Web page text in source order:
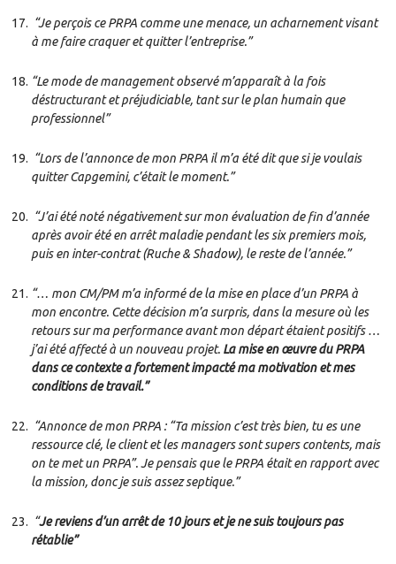
“Je perçois ce PRPA comme une menace, un acharnement visant
à me faire craquer et quitter l’entreprise.”
“Le mode de management observé m’apparaît à la fois
déstructurant et préjudiciable, tant sur le plan humain que
professionnel”
“Lors de l’annonce de mon PRPA il m’a été dit que si je voulais
quitter Capgemini, c’était le moment.”
“J’ai été noté négativement sur mon évaluation de fin d’année
après avoir été en arrêt maladie pendant les six premiers mois,
puis en inter-contrat (Ruche & Shadow), le reste de l’année.”
“… mon CM/PM m’a informé de la mise en place d’un PRPA à
mon encontre. Cette décision m’a surpris, dans la mesure où les
retours sur ma performance avant mon départ étaient positifs …
j’ai été affecté à un nouveau projet. La mise en œuvre du PRPA
dans ce contexte a fortement impacté ma motivation et mes
conditions de travail.”
“Annonce de mon PRPA : “Ta mission c’est très bien, tu es une
ressource clé, le client et les managers sont supers contents, mais
on te met un PRPA”. Je pensais que le PRPA était en rapport avec
la mission, donc je suis assez septique.”
“Je reviens d’un arrêt de 10 jours et je ne suis toujours pas
rétablie”